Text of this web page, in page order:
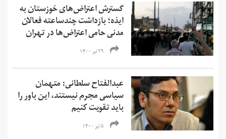
گسترش اعتراض‌های خوزستان به
ایذه؛ بازداشت چندساعته فعالان
مدنی حامی اعتراض‌ها در تهران
۲۹ تیر ۱۴۰۰
عبدالفتاح سلطانی: متهمان
سیاسی مجرم نیستند، این باور را
باید تقویت کنیم
۵ تیر ۱۴۰۰